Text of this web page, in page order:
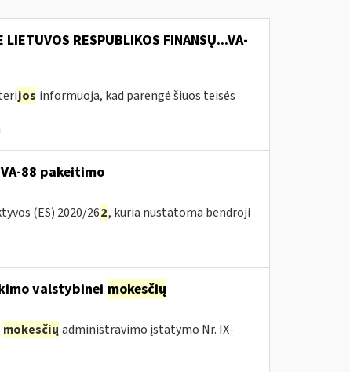
LIETUVOS RESPUBLIKOS FINANSŲ...VA-
jos informuoja, kad parengė šiuos teisės
88 pakeitimo
(ES) 2020/262, kuria nustatoma bendroji
valstybinei mokesčių
mokesčių administravimo įstatymo Nr. IX-